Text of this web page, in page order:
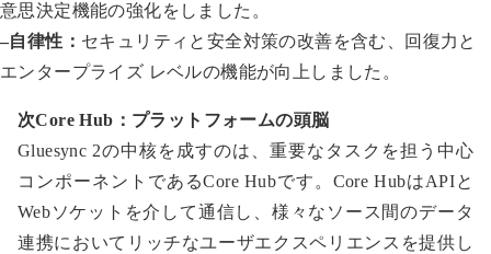
意思決定機能の強化をしました。
–自律性： セキュリティと安全対策の改善を含む、回復力と
エンタープライズ レベルの機能が向上しました。
次Core Hub：プラットフォームの頭脳
Gluesync 2の中核を成すのは、重要なタスクを担う中心
コンポーネントであるCore Hubです。Core HubはAPIと
Webソケットを介して通信し、様々なソース間のデータ
連携においてリッチなユーザエクスペリエンスを提供し